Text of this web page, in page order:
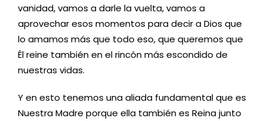
vanidad, vamos a darle la vuelta, vamos a
aprovechar esos momentos para decir a Dios que
lo amamos más que todo eso, que queremos que
Él reine también en el rincón más escondido de
nuestras vidas.
Y en esto tenemos una aliada fundamental que es
Nuestra Madre porque ella también es Reina junto